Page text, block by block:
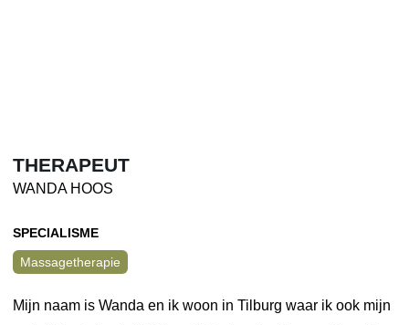
THERAPEUT
WANDA HOOS
SPECIALISME
Massagetherapie
Mijn naam is Wanda en ik woon in Tilburg waar ik ook mijn